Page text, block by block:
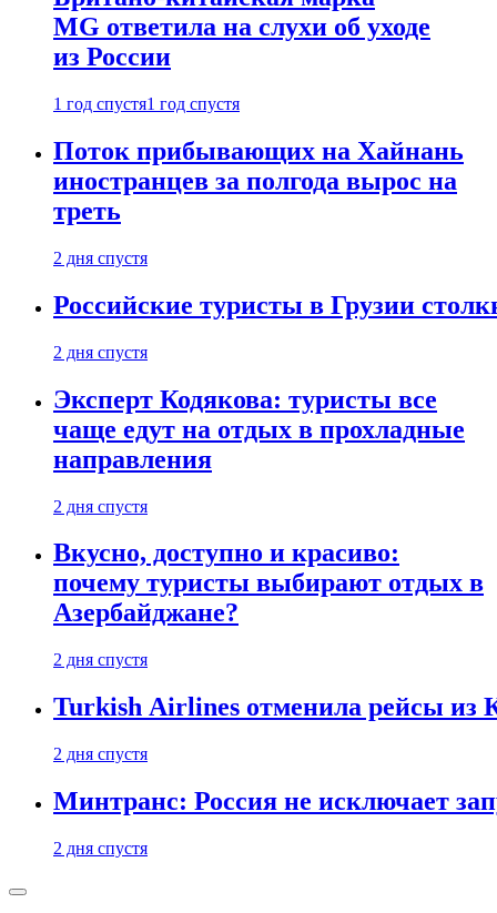
MG ответила на слухи об уходе
из России
1 год спустя1 год спустя
Поток прибывающих на Хайнань
иностранцев за полгода вырос на
треть
2 дня спустя
Российские туристы в Грузии
2 дня спустя
Эксперт Кодякова: туристы все
чаще едут на отдых в прохладные
направления
2 дня спустя
Вкусно, доступно и красиво:
почему туристы выбирают отдых в
Азербайджане?
2 дня спустя
Turkish Airlines отменила рейсы из
2 дня спустя
Минтранс: Россия не исключает
2 дня спустя